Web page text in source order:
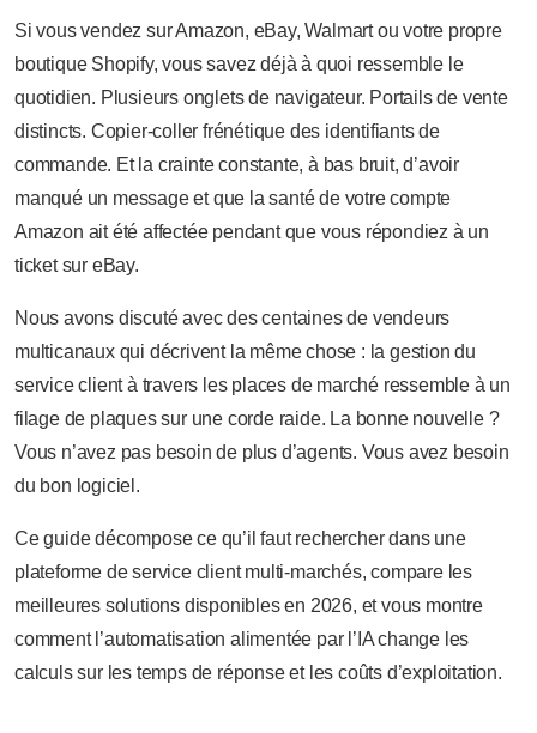
Si vous vendez sur Amazon, eBay, Walmart ou votre propre
boutique Shopify, vous savez déjà à quoi ressemble le
quotidien. Plusieurs onglets de navigateur. Portails de vente
distincts. Copier-coller frénétique des identifiants de
commande. Et la crainte constante, à bas bruit, d’avoir
manqué un message et que la santé de votre compte
Amazon ait été affectée pendant que vous répondiez à un
ticket sur eBay.
Nous avons discuté avec des centaines de vendeurs
multicanaux qui décrivent la même chose : la gestion du
service client à travers les places de marché ressemble à un
filage de plaques sur une corde raide. La bonne nouvelle ?
Vous n’avez pas besoin de plus d’agents. Vous avez besoin
du bon logiciel.
Ce guide décompose ce qu’il faut rechercher dans une
plateforme de service client multi-marchés, compare les
meilleures solutions disponibles en 2026, et vous montre
comment l’automatisation alimentée par l’IA change les
calculs sur les temps de réponse et les coûts d’exploitation.